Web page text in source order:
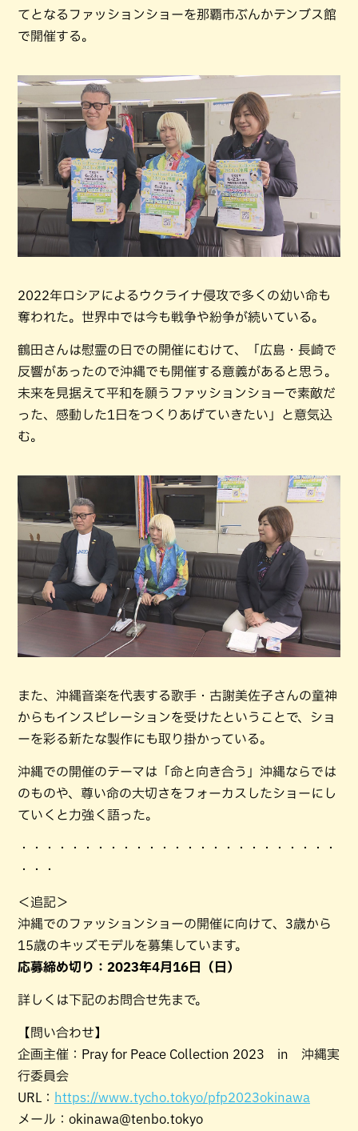
てとなるファッションショーを那覇市ぶんかテンブス館
で開催する。
2022年ロシアによるウクライナ侵攻で多くの幼い命も
奪われた。世界中では今も戦争や紛争が続いている。
鶴田さんは慰霊の日での開催にむけて、「広島・長崎で
反響があったので沖縄でも開催する意義があると思う。
未来を見据えて平和を願うファッションショーで素敵だ
った、感動した1日をつくりあげていきたい」と意気込
む。
また、沖縄音楽を代表する歌手・古謝美佐子さんの童神
からもインスピレーションを受けたということで、ショ
ーを彩る新たな製作にも取り掛かっている。
沖縄での開催のテーマは「命と向き合う」沖縄ならでは
のものや、尊い命の大切さをフォーカスしたショーにし
ていくと力強く語った。
・・・・・・・・・・・・・・・・・・・・・・・・・
・・・
＜追記＞
沖縄でのファッションショーの開催に向けて、3歳から
15歳のキッズモデルを募集しています。
応募締め切り：2023年4月16日（日）
詳しくは下記のお問合せ先まで。
【問い合わせ】
企画主催：Pray for Peace Collection 2023 in 沖縄実
行委員会
URL： https://www.tycho.tokyo/pfp2023okinawa
メール：okinawa@tenbo.tokyo